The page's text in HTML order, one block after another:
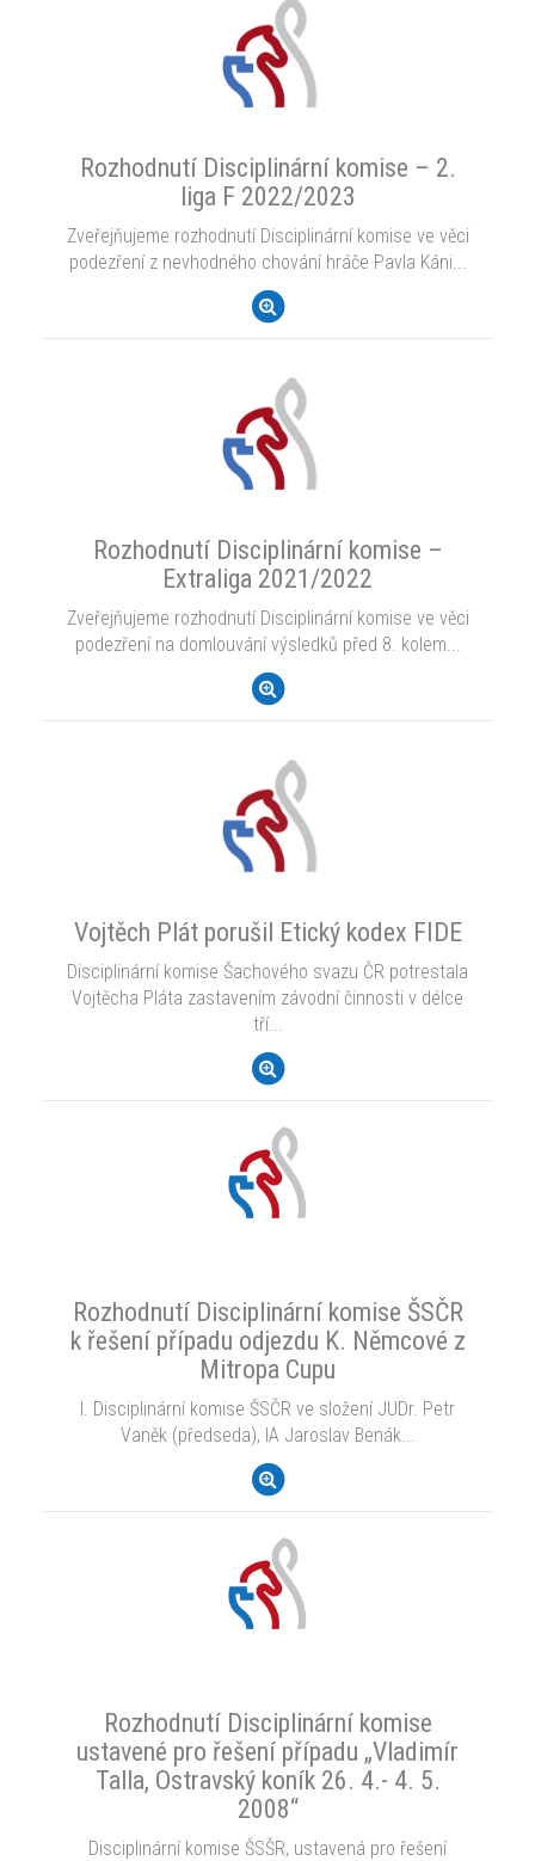
Rozhodnutí Disciplinární komise – 2.
liga F 2022/2023
Zveřejňujeme rozhodnutí Disciplinární komise ve věci
podezření z nevhodného chování hráče Pavla Káni...
Rozhodnutí Disciplinární komise –
Extraliga 2021/2022
Zveřejňujeme rozhodnutí Disciplinární komise ve věci
podezření na domlouvání výsledků před 8. kolem...
Vojtěch Plát porušil Etický kodex FIDE
Disciplinární komise Šachového svazu ČR potrestala
Vojtěcha Pláta zastavením závodní činnosti v délce
tří...
Rozhodnutí Disciplinární komise ŠSČR
k řešení případu odjezdu K. Němcové z
Mitropa Cupu
I. Disciplinární komise ŠSČR ve složení JUDr. Petr
Vaněk (předseda), IA Jaroslav Benák...
Rozhodnutí Disciplinární komise
ustavené pro řešení případu „Vladimír
Talla, Ostravský koník 26. 4.- 4. 5.
2008“
Disciplinární komise ŠSŠR, ustavená pro řešení